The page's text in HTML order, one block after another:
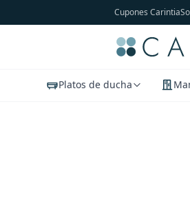
Cupones Carintia
Platos de ducha